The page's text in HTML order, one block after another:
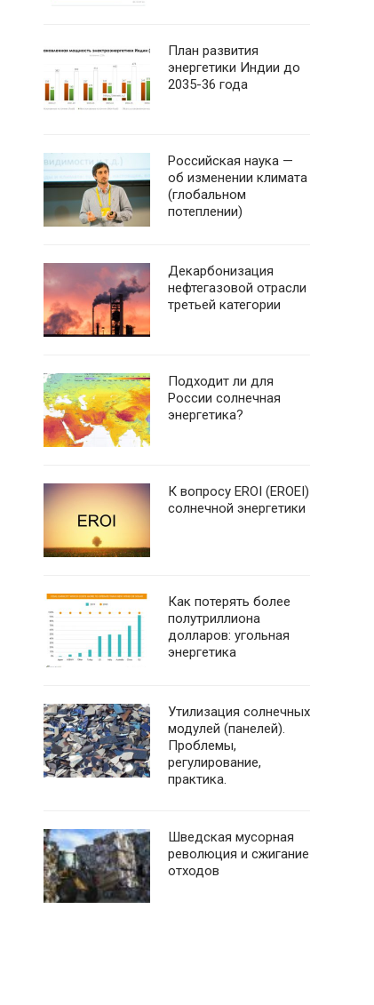
План развития
энергетики Индии до
2035-36 года
Российская наука —
об изменении климата
(глобальном
потеплении)
Декарбонизация
нефтегазовой отрасли
третьей категории
Подходит ли для
России солнечная
энергетика?
К вопросу EROI (EROEI)
солнечной энергетики
Как потерять более
полутриллиона
долларов: угольная
энергетика
Утилизация солнечных
модулей (панелей).
Проблемы,
регулирование,
практика.
Шведская мусорная
революция и сжигание
отходов